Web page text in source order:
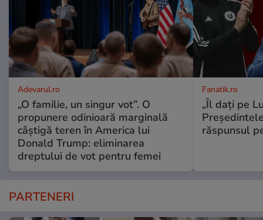
Adevarul.ro
„O familie, un singur vot”. O
propunere odinioară marginală
câștigă teren în America lui
Donald Trump: eliminarea
dreptului de vot pentru femei
Fanatik.ro
„Îl dați pe
răspunsul
PARTENERI